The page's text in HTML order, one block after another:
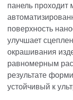
панель проходит
поверхность
улучшает
окрашивания
равномерным
результате
устойчивый к